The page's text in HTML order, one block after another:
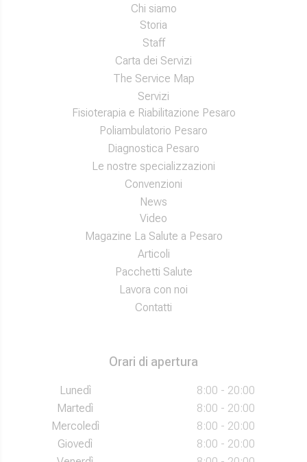
Chi siamo
Storia
Staff
Carta dei Servizi
The Service Map
Servizi
Fisioterapia e Riabilitazione Pesaro
Poliambulatorio Pesaro
Diagnostica Pesaro
Le nostre specializzazioni
Convenzioni
News
Video
Magazine La Salute a Pesaro
Articoli
Pacchetti Salute
Lavora con noi
Contatti
Orari di apertura
Lunedì
8:00 - 20:00
Martedì
8:00 - 20:00
Mercoledì
8:00 - 20:00
Giovedì
8:00 - 20:00